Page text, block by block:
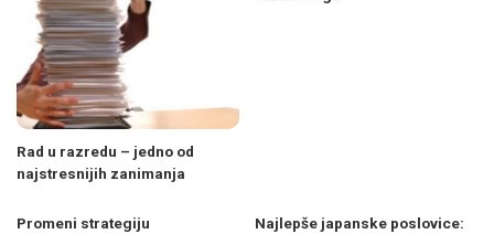
Rad u razredu – jedno od
najstresnijih zanimanja
Promeni strategiju
Najlepše japanske poslovice: